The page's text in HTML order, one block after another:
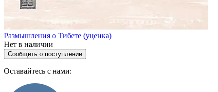
Размышления о Тибете (уценка)
Нет в наличии
Сообщить о поступлении
Оставайтесь с нами: